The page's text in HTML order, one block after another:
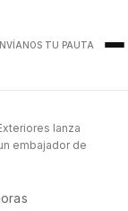
TU PAUTA
lanza
embajador de